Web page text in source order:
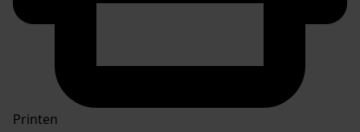
Printen